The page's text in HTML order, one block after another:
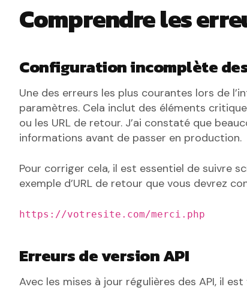
Comprendre les
Configuration incomplète
Une des erreurs les plus courantes lors de
paramètres. Cela inclut des éléments
ou les URL de retour. J’ai constaté que
informations avant de passer en production.
Pour corriger cela, il est essentiel de suivre
exemple d’URL de retour que vous devrez
https://votresite.com/merci.php
Erreurs de version API
Avec les mises à jour régulières des API, il